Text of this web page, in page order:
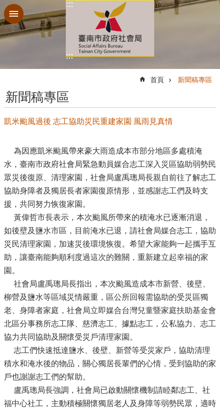
跳到主要內容區塊
:::
:::
首頁 新聞稿專區
新聞稿專區
凱米颱風過後 志工協助災民重建家園 風雨見真情
為因應凱米颱風帶來豪大雨造成本市部分地區多處積淹
水，臺南市政府社會局緊急動員媒合志工深入災區協助弱勢民
眾災後復原、清理家園，社會局盧禹璁局長親自前往了解志工
協助身障者及獨居長者家園復原情形，並感謝志工們及時支
援，共同努力恢復家園。
黃偉哲市長表示，本次颱風所帶來的積淹水已逐漸消退，
如後壁及鹽水市區，目前淹水已退，請社會局媒合志工，協助
災民清理家園，加速災後環境恢復。希望大家能夠一起攜手互
助，讓臺南能夠順利度過這次的難關，重新建立起幸福的家
園。
社會局盧禹璁局長指出，本次颱風造成本市新營、後壁、
柳營及鹽水等區域災情嚴重，區公所回報需協助的受災區獨
老、身障者家庭，社會局立即媒合台灣兒童暨家庭扶助基金會
北區分事務所志工隊、慈濟志工、據點志工，公私協力、志工
協力共同協助及關懷受災戶清理家園。
志工們快速抵達鹽水、後壁、新營等受災家戶，協助清理
積水和淹水後的物品，關心獨居長輩們的心情，受到協助的家
戶也謝謝志工們的幫助。
盧禹璁局長強調，社會局已啟動關懷機制請睦鄰志工、社
福中心社工，主動積極關懷獨居老人及身障等弱勢民眾，適時